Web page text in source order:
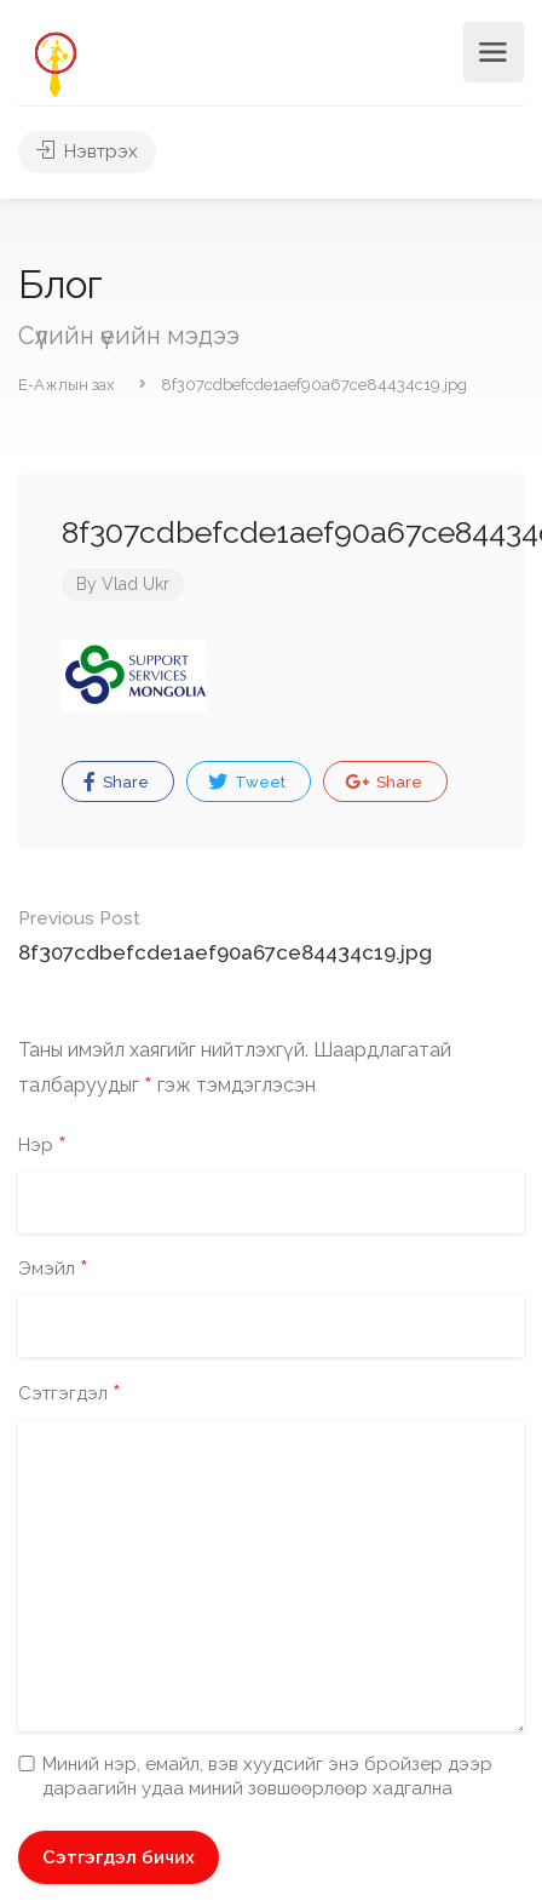
Нэвтрэх
Блог
Сүүлийн үеийн мэдээ
Е-Ажлын зах 8f307cdbefcde1aef90a67ce84434c19.jpg
By Vlad Ukr
Share Tweet Share
Post
navigation
Previous Post
8f307cdbefcde1aef90a67ce84434c19.jpg
Таны имэйл хаягийг нийтлэхгүй. Шаардлагатай
талбаруудыг * гэж тэмдэглэсэн
Нэр *
Эмэйл *
Сэтгэгдэл *
Миний нэр, емайл, вэв хуудсийг энэ бройзер дээр
дараагийн удаа миний зөвшөөрлөөр хадгална